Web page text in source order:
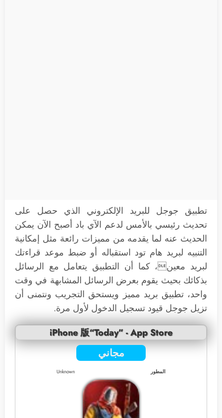
تطبيق جوجل للبريد الإلكتروني الذي حصل على
تحديث رئيسي بالأمس لدعم الآي باد أصبح الآن يمكن
الحديث عنه لما يقدمه من مميزات رائعة مثل إمكانية
التنبيه لبريد هام تود استقباله أو ضبط موعد قراءتك
لبريد معين، كما أن التطبيق يتعامل مع الرسائل
بذكائك بحيث يقوم بعرض الرسائل المشابهة في وقت
واحد، تطبيق بريد مميز ويستحق التجريب ونتمنى أن
تزيل جوجل قيود تسجيل الدخول لأول مرة.
iPhone 版“Today” - App Store
مجاني
المطور Unknown